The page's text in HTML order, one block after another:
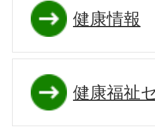
健康情報
健康福祉